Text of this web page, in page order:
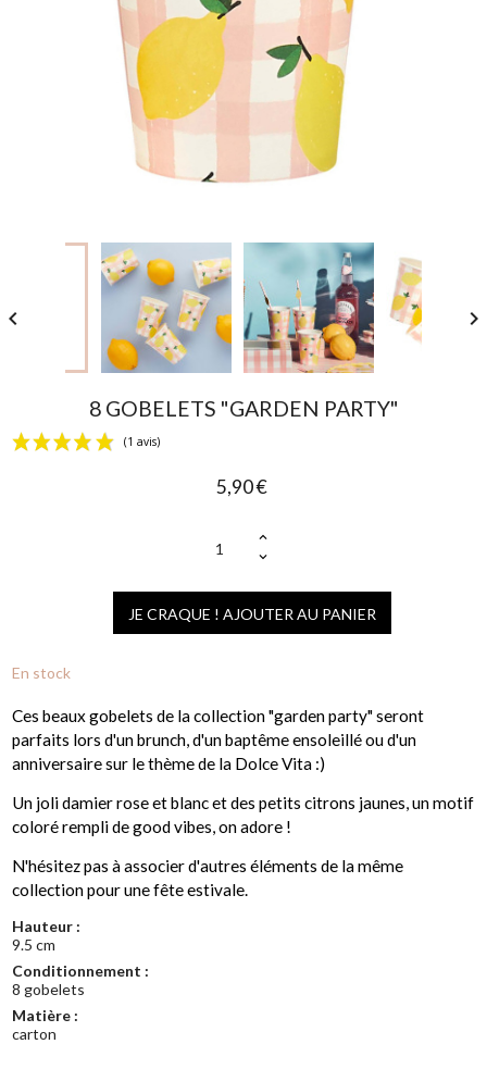
 
8 GOBELETS "GARDEN PARTY"
(1 avis)
5,90 €
JE CRAQUE ! AJOUTER AU PANIER
En stock
Ces beaux gobelets de la collection "garden party" seront
parfaits lors d'un brunch, d'un baptême ensoleillé ou d'un
anniversaire sur le thème de la Dolce Vita :)
Un joli damier rose et blanc et des petits citrons jaunes, un motif
coloré rempli de good vibes, on adore !
N'hésitez pas à associer d'autres éléments de la même
collection pour une fête estivale.
Hauteur :
9.5 cm
Conditionnement :
8 gobelets
Matière :
carton